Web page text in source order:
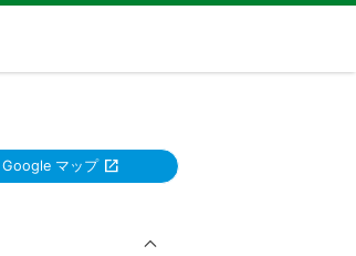
Google マップ